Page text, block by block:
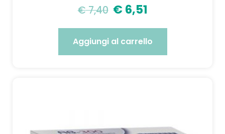
€7,40 € 6,51
Aggiungi al carrello